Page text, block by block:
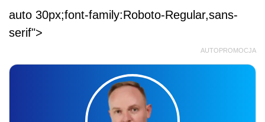
auto 30px;font-family:Roboto-Regular,sans-
serif">
AUTOPROMOCJA